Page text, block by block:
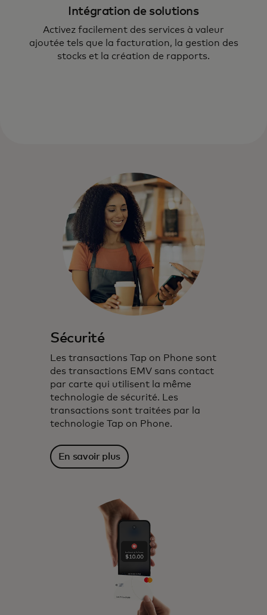
Intégration de solutions
Activez facilement des services à valeur
ajoutée tels que la facturation, la gestion des
stocks et la création de rapports.
Sécurité
Les transactions Tap on Phone sont
des transactions EMV sans contact
par carte qui utilisent la même
technologie de sécurité. Les
transactions sont traitées par la
technologie Tap on Phone.
En savoir plus